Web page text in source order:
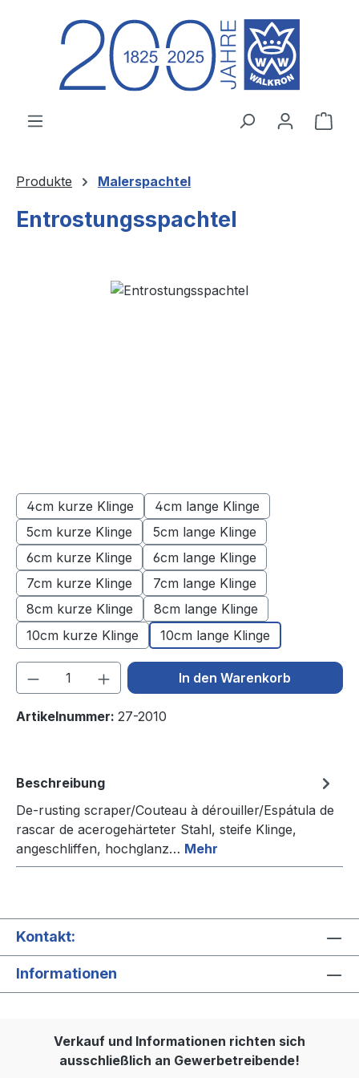
Zum Hauptinhalt springen
Produkte Malerspachtel
Entrostungsspachtel
Bildergalerie überspringen
4cm kurze Klinge
4cm lange Klinge
5cm kurze Klinge
5cm lange Klinge
6cm kurze Klinge
6cm lange Klinge
7cm kurze Klinge
7cm lange Klinge
8cm kurze Klinge
8cm lange Klinge
10cm kurze Klinge
10cm lange Klinge
Produkt Anzahl: Gib denIn den Warenkorb
Artikelnummer: 27-2010
Beschreibung
De-rusting scraper/Couteau à dérouiller/Espátula de
rascar de acerogehärteter Stahl, steife Klinge,
angeschliffen, hochglanz… Mehr
Kontakt:
Informationen
Verkauf und Informationen richten sich
ausschließlich an Gewerbetreibende!